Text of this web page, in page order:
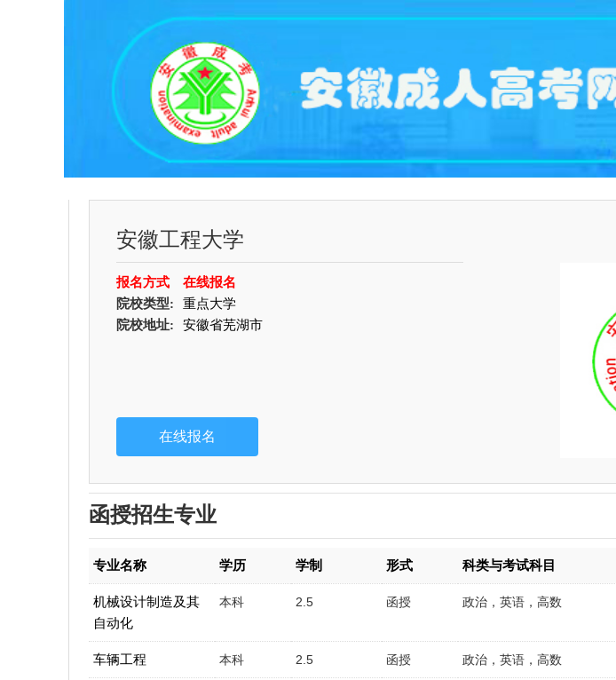
安徽工程大学
报名方式
在线报名
院校类型:
重点大学
院校地址:
安徽省芜湖市
函授招生专业
专业名称 学历 学制 形式 科类与考试科目
机械设计制造及其
自动化
本科 2.5 函授 政治，英语，高数
车辆工程 本科 2.5 函授 政治，英语，高数